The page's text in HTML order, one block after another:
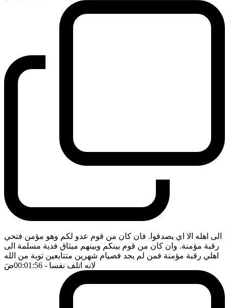
الى اهله الا اي يصدقوا. فان كان من قوم عدو لكم وهو مؤمن فتحي
رقبة مؤمنة. وان كان من قوم بينكم وبينهم ميثاق فدية مسلمة الى
اهلي رقبة مؤمنة فمن لم يجد فصيام شهرين متتابعين توبة من الله
لانه اتلف نفسا - 00:01:56 ضَ